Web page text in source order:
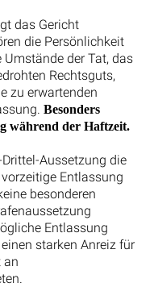
das Gericht
die Persönlichkeit
Umstände der Tat, das
Rechtsguts,
zu erwartenden
Besonders
während der Haftzeit.
Aussetzung die
Entlassung
besonderen
Entlassung
starken Anreiz für
an